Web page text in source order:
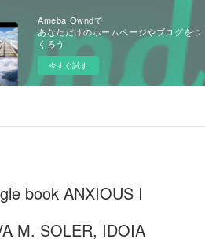
Ameba Owndで
あなただけのホームページやブログをつ
くろう
今すぐ試す
book ANXIOUS I
M. SOLER, IDOIA